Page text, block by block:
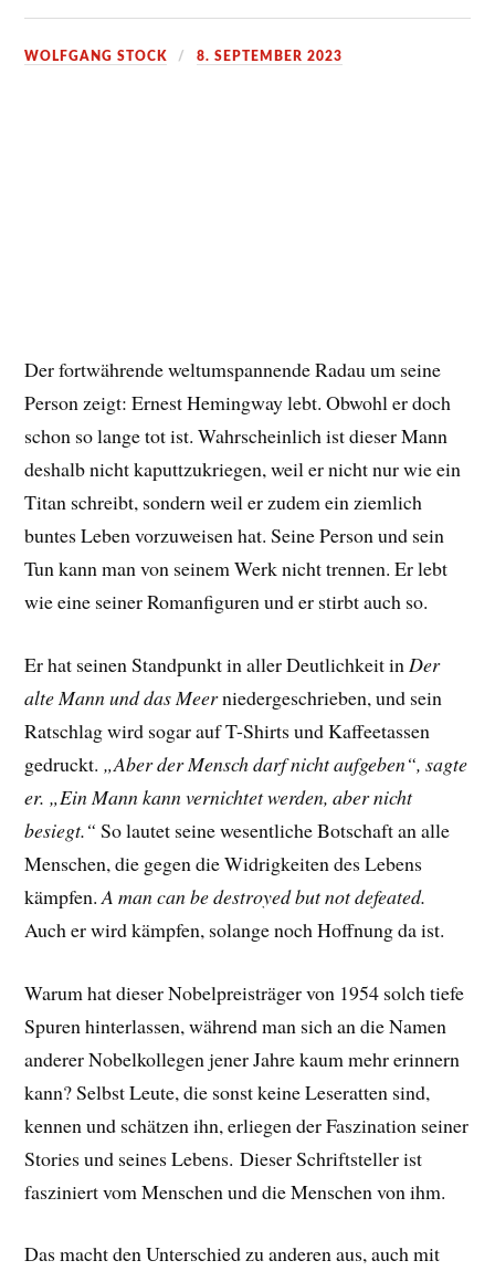
WOLFGANG STOCK 8. SEPTEMBER 2023
Der fortwährende weltumspannende Radau um seine
Person zeigt: Ernest Hemingway lebt. Obwohl er doch
schon so lange tot ist. Wahrscheinlich ist dieser Mann
deshalb nicht kaputtzukriegen, weil er nicht nur wie ein
Titan schreibt, sondern weil er zudem ein ziemlich
buntes Leben vorzuweisen hat. Seine Person und sein
Tun kann man von seinem Werk nicht trennen. Er lebt
wie eine seiner Romanfiguren und er stirbt auch so.
Er hat seinen Standpunkt in aller Deutlichkeit in Der
alte Mann und das Meerniedergeschrieben, und sein
Ratschlag wird sogar auf T-Shirts und Kaffeetassen
gedruckt. „Aber der Mensch darf nicht aufgeben“, sagte
er. „Ein Mann kann vernichtet werden, aber nicht
besiegt.“So lautet seine wesentliche Botschaft an alle
Menschen, die gegen die Widrigkeiten des Lebens
kämpfen. A man can be destroyed but not defeated.
Auch er wird kämpfen, solange noch Hoffnung da ist.
Warum hat dieser Nobelpreisträger von 1954 solch tiefe
Spuren hinterlassen, während man sich an die Namen
anderer Nobelkollegen jener Jahre kaum mehr erinnern
kann? Selbst Leute, die sonst keine Leseratten sind,
kennen und schätzen ihn, erliegen der Faszination seiner
Stories und seines Lebens. Dieser Schriftsteller ist
fasziniert vom Menschen und die Menschen von ihm.
Das macht den Unterschied zu anderen aus, auch mit